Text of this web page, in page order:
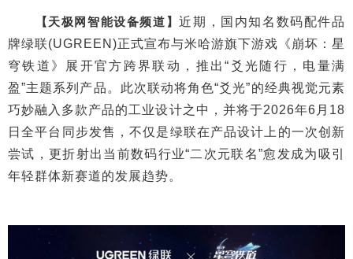
【天极网智能设备频道】近期，国内知名数码配件品
牌绿联(UGREEN)正式宣布与米哈游旗下游戏《崩坏：星
穹铁道》展开官方跨界联动，推出“爻光随行，电量满
盈”主题系列产品。此次联动将角色“爻光”的经典视觉元素
巧妙融入多款产品的工业设计之中，并将于2026年6月18
日全平台同步发售，不仅是绿联在产品设计上的一次创新
尝试，更折射出当前数码行业“二次元联名”愈发成为吸引
年轻群体新赛道的发展趋势。